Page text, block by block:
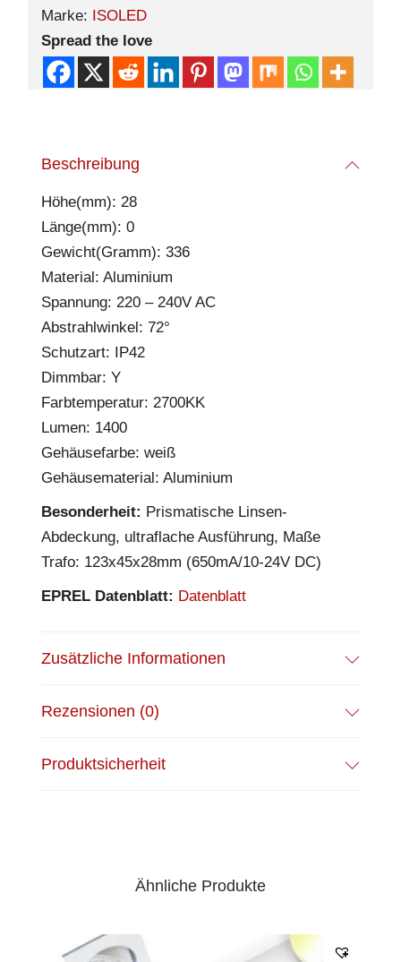
Marke: ISOLED
Spread the love
Beschreibung
Höhe(mm): 28
Länge(mm): 0
Gewicht(Gramm): 336
Material: Aluminium
Spannung: 220 – 240V AC
Abstrahlwinkel: 72°
Schutzart: IP42
Dimmbar: Y
Farbtemperatur: 2700KK
Lumen: 1400
Gehäusefarbe: weiß
Gehäusematerial: Aluminium
Besonderheit: Prismatische Linsen-
Abdeckung, ultraflache Ausführung, Maße
Trafo: 123x45x28mm (650mA/10-24V DC)
EPREL Datenblatt: Datenblatt
Zusätzliche Informationen
Rezensionen (0)
Produktsicherheit
Ähnliche Produkte